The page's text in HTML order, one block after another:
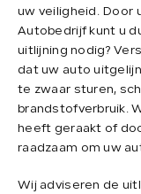
Over
uw veiligheid. Door
Autobedrijf kunt u
uitlijning nodig?
dat uw auto
te zwaar sturen,
brandstofverbruik.
heeft geraakt of
raadzaam om uw
Wij adviseren de